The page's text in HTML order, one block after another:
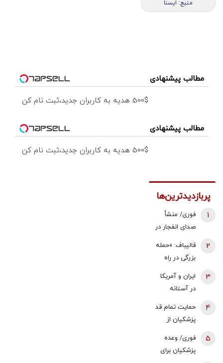
منبع: ایسنا
مطالب پیشنهادی
500$ هدیه به کاربران جدید،ثبت نام کن
مطالب پیشنهادی
500$ هدیه به کاربران جدید،ثبت نام کن
پربازدیدترین‌ها
فوری/ منشأ
صدای انفجار در
شد/ مقابه با
اهداف دشمن
در ورودی تنگه
هرمز
1
قالیباف: «حمله
بزرگی در راه
کنید، نه، آن‌ها
می‌خواهند
مذاکره کنند» |
این دیپلماسی
که بارها تکرار
شده است
2
ایران و آمریکا
در آستانه
هدف مذاکرات
با میانجی‌گری
عمان | مذاکره
3
حمایت تمام قد
پزشکیان از
بنزین/ خب چه
زمانی باید
4
فوری/ وعده
پزشکیان برای
5